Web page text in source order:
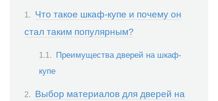
Что такое шкаф-купе и почему он
стал таким популярным?
Преимущества дверей на шкаф-
купе
Выбор материалов для дверей на